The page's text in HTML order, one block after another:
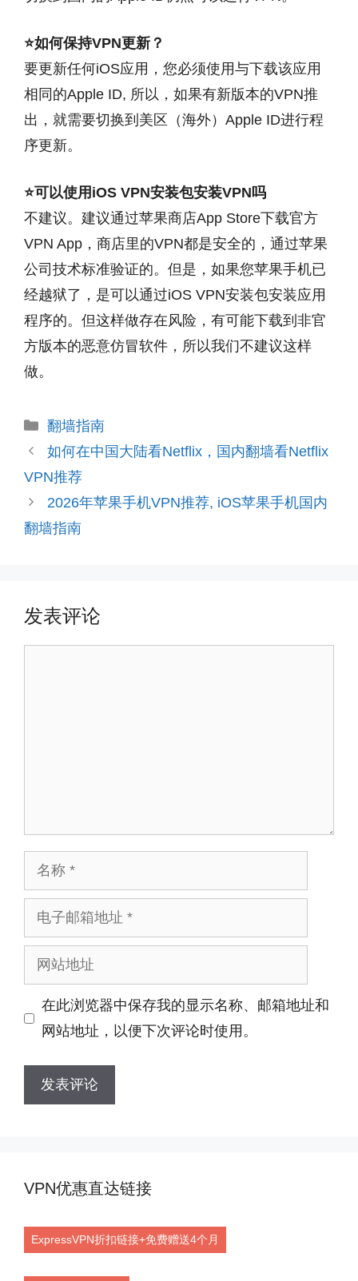
⭐如何保持VPN更新？
要更新任何iOS应用，您必须使用与下载该应用
相同的Apple ID, 所以，如果有新版本的VPN推
出，就需要切换到美区（海外）Apple ID进行程
序更新。
⭐可以使用iOS VPN安装包安装VPN吗
不建议。建议通过苹果商店App Store下载官方
VPN App，商店里的VPN都是安全的，通过苹果
公司技术标准验证的。但是，如果您苹果手机已
经越狱了，是可以通过iOS VPN安装包安装应用
程序的。但这样做存在风险，有可能下载到非官
方版本的恶意仿冒软件，所以我们不建议这样
做。
分
类
翻墙指南
如何在中国大陆看Netflix，国内翻墙看Netflix
VPN推荐
2026年苹果手机VPN推荐, iOS苹果手机国内
翻墙指南
发表评论
称
子
箱
地
站
在此浏览器中保存我的显示名称、邮箱地址和
网站地址，以便下次评论时使用。
VPN优惠直达链接
ExpressVPN折扣链接+免费赠送4个月